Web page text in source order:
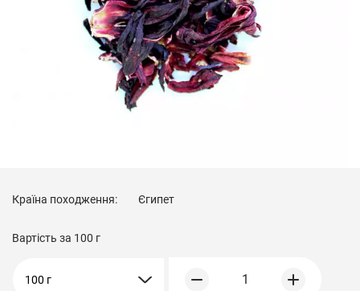
Країна походження: Єгипет
Вартість за 100 г
100 г 1